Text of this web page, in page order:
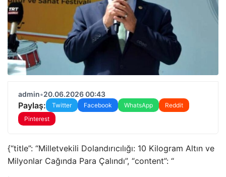
admin•20.06.2026 00:43
Paylaş: Twitter Facebook WhatsApp
Reddit
Pinterest
{“title”: “Milletvekili Dolandırıcılığı: 10 Kilogram Altın ve
Milyonlar Cağında Para Çalındı”, “content”: “